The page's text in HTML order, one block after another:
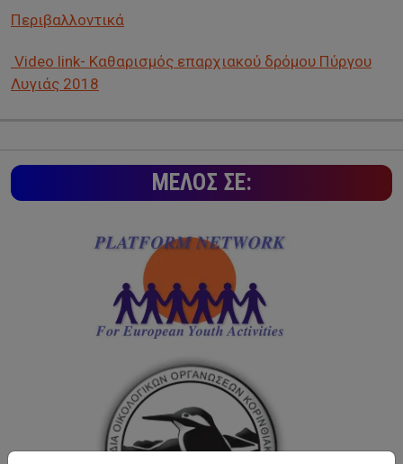
Περιβαλλοντικά
Video link- Καθαρισμός επαρχιακού δρόμου Πύργου
Λυγιάς 2018
ΜΈΛΟΣ ΣΕ: